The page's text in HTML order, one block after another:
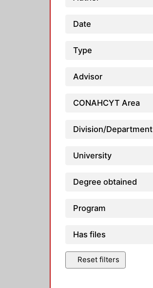
Date
Type
Advisor
CONAHCYT Area
Division/Department
University
Degree obtained
Program
Has files
Reset filters